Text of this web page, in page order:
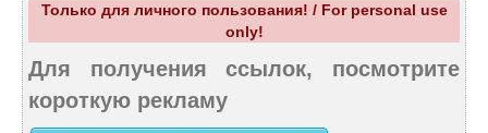
Только для личного пользования! / For personal use
only!
Для получения ссылок, посмотрите
короткую рекламу